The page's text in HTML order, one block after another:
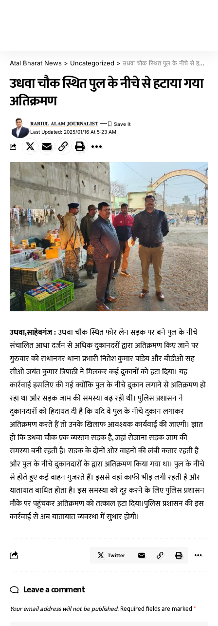
Atal Bharat News > Uncategorized > उधवा चौक स्थित पुल के नीचे से हटाया गया अतिक्रमण
उधवा चौक स्थित पुल के नीचे से हटाया गया
अतिक्रमण
Last Updated: 2025/01/16 At 5:23 AM
𝐑𝐀𝐁𝐈𝐔𝐋 𝐀𝐋𝐀𝐌 𝐉𝐎𝐔𝐑𝐍𝐀𝐋𝐈𝐒𝐓
उधवा,साहेबगंज :उधवा चौक स्थित फोर लेन सड़क पर बने पुल के नीचे
संचालित आधा दर्जन से अधिक दुकानदरों द्वारा अतिक्रमण किए जाने पर
गुरुवार को राधानगर थाना प्रभारी नितेश कुमार पांडेय और बीडीओ सह
सीओ जयंत कुमार त्रिपाठी ने मिलकर कई दुकानों को हटा दिया। यह
कार्रवाई इसलिए की गई क्योंकि पुल के नीचे दुकान लगाने से अतिक्रमण हो
रहा था और सड़क जाम की समस्या बढ़ रही थी। पुलिस प्रशासन ने
दुकानदारों को हिदायत दी है कि यदि वे पुल के नीचे दुकान लगाकर
अतिक्रमण करते हैं तो उनके खिलाफ आवश्यक कार्यवाई की जाएगी। ज्ञात
हो कि उधवा चौक एक व्यस्तम सड़क है, जहां रोजाना सड़क जाम की
समस्या बनी रहती है। सड़क के दोनों ओर वाहनों की लंबी कतार रहती है
और पुल के नीचे दुकानदारों के द्वारा अतिक्रमण किया गया था। पुल के नीचे
से होते हुए कई वाहन गुजरते हैं। इससे वहां काफी भीड़ लगी रहती है और
यातायात बाधित होता है। इस समस्या को दूर करने के लिए पुलिस प्रशासन
मौके पर पहुंचकर अतिक्रमण को तत्काल हटा दिया।पुलिस प्रशासन की इस
कार्रवाई से अब यातायात व्यवस्था में सुधार होगी।
Twitter
Leave a comment
Your email address will not be published.Required fields are marked*